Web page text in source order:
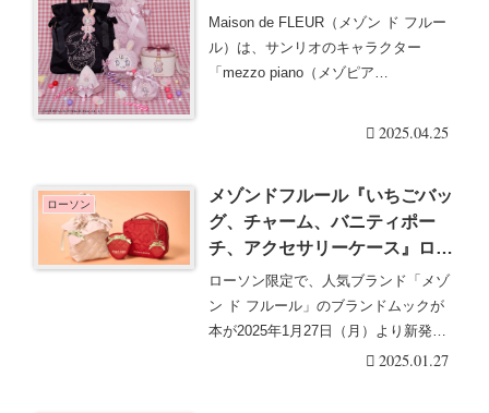
方法、種類、口コミ！取扱店舗
はどこ？再販売は？mezzo
piano junior 誕生25周年！
Maison de FLEUR（メゾン ド フルー
ル）は、サンリオのキャラクター
「mezzo piano（メゾピア
2025.04.25
ローソン
メゾンドフルール『いちごバッ
グ、チャーム、バニティポー
チ、アクセサリーケース』ロー
ソン限定BOOKが2025/1/27よ
り新発売！店頭でも売り切れ必
至！再販売は？
ローソン限定で、人気ブランド「メゾ
ン ド フルール」のブランドムックが
本が2025年1月27日（月）より新発
売！いちごを・・・続きを読む2025.01.27